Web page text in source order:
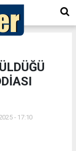
- 17:10